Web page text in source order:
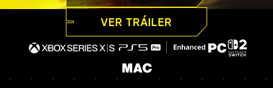
VER TRÁILER